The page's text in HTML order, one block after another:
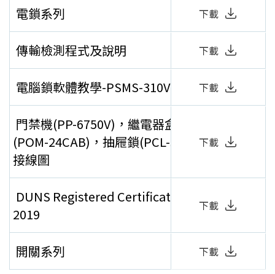
電鎖系列 下載
傳輸檢測程式及說明 下載
電腦鎖軟體教學-PSMS-310V 下載
門禁機(PP-6750V)，繼電器盒
(POM-24CAB)，抽屜鎖(PCL-55)
接線圖
下載
DUNS Registered Certificate
2019
下載
開關系列 下載